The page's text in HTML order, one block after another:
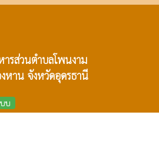
ารส่วนตำบลโพนงาม
หาน จังหวัดอุดรธานี
บ